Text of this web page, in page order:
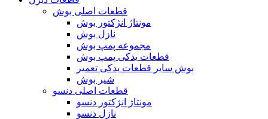
قطعات اصلی بوش
مونتاژ انژکتور بوش
نازل بوش
مجموعه پمپ بوش
قطعات یدکی پمپ بوش
بوش سایر قطعات یدکی تعمیر
شیر بوش
قطعات اصلی دنسو
مونتاژ انژکتور دنسو
نازل دنسو